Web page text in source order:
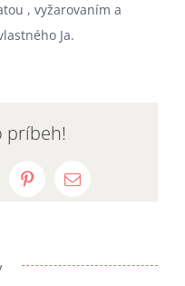
, vyžarovaním a
Ja.
príbeh!
PinterestEmail